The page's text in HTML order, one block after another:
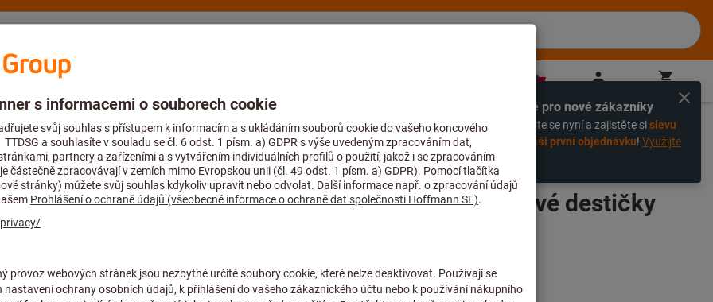
a podpora
% Výhradně pro nové zákazníky
Zaregistrujte se nyní a zajistěte sislevu
-20% na vaši první objednávku! Využijte
slevu nyní!
vrtáky a vrtáky do plného s vyměnitelnými destičkami Vrták do plného s vyměnitelnými destičkami
WSP vrták pro vyměnitelné břitové destičky
Artiklové číslo: V30 62800